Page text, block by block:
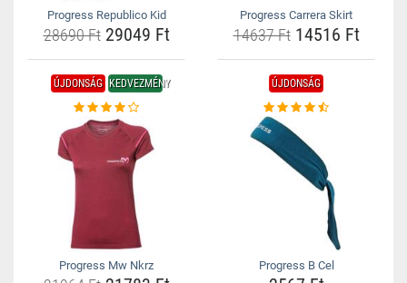
Progress Republico Kid
28690 Ft29049 Ft
Progress Carrera Skirt
14637 Ft14516 Ft
ÚJDONSÁG KEDVEZMÉNY
Progress Mw Nkrz
ÚJDONSÁG
Progress B Cel